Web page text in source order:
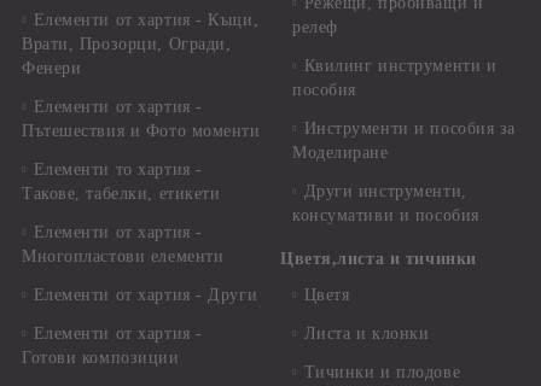
Елементи от хартия - Къщи,
Врати, Прозорци, Огради,
Фенери
Елементи от хартия -
Пътешествия и Фото моменти
Елементи то хартия -
Такове, табелки, етикети
Елементи от хартия -
Многопластови елементи
Елементи от хартия - Други
Елементи от хартия -
Готови композиции
релеф
Квилинг инструменти и
пособия
Инструменти и пособия за
Моделиране
Други инструменти,
консумативи и пособия
Цветя,листа и тичинки
Цветя
Листа и клонки
Тичинки и плодове